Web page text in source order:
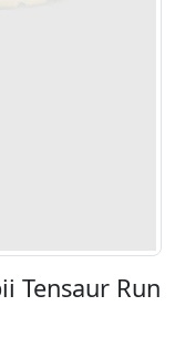
Tensaur Run